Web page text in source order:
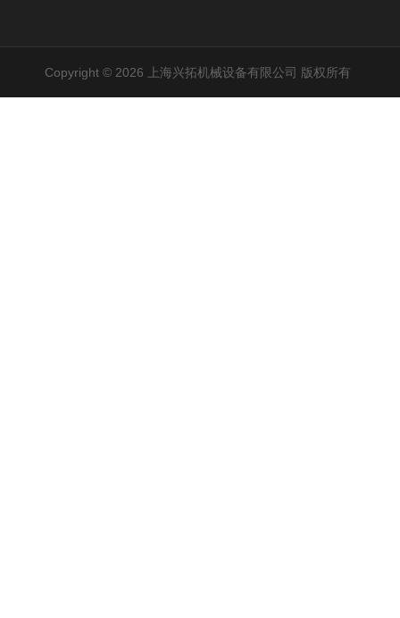
Copyright © 2026 上海兴拓机械设备有限公司 版权所有